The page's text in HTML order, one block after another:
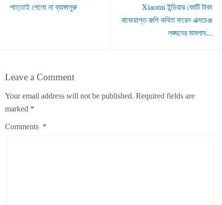
পাত্তাই পেলো না ব্যাঙ্গালুরু
Xiaomi ইন্ডিয়ার কোটি টাকা
বাজেয়াপ্ত রুপি কথিত ফরেন এক্সচেঞ্জ
লঙ্ঘনের মামলায...
Leave a Comment
Your email address will not be published. Required fields are
marked *
Comments *